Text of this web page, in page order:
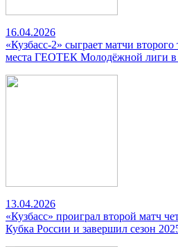
16.04.2026
«Кузбасс-2» сыграет матчи
места ГЕОТЕК Молодёжной лиги в
13.04.2026
«Кузбасс» проиграл второй матч
Кубка России и завершил сезон